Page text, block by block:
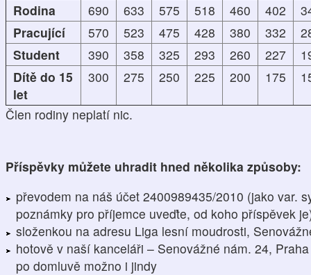
Rodina
690 633 575 518 460 402
Pracující
570 523 475 428 380 332
Student
390 358 325 293 260 227
Dítě do 15
let
300 275 250 225 200 175
Člen rodiny neplatí nic.
Příspěvky můžete uhradit hned několika způsoby:
převodem na náš účet 2400989435/2010 (jako var.
poznámky pro příjemce uveďte, od koho příspěvek
složenkou na adresu Liga lesní moudrosti,
hotově v naší kanceláři – Senovážné nám. 24,
po domluvě možno i jindy